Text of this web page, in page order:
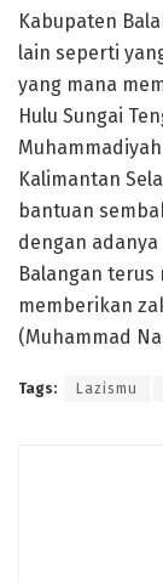
Kabupaten
lain seperti
yang mana
Hulu Sungai
Kalimantan
bantuan
dengan
Balangan
memberikan
(Muhammad
Tags: Lazismu